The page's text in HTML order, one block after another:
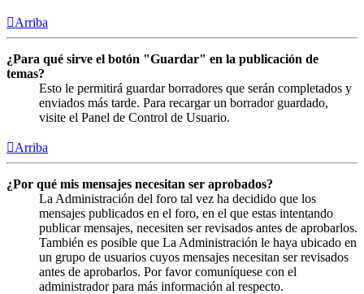
Arriba
¿Para qué sirve el botón "Guardar" en la publicación de
temas?
Esto le permitirá guardar borradores que serán completados y
enviados más tarde. Para recargar un borrador guardado,
visite el Panel de Control de Usuario.
Arriba
¿Por qué mis mensajes necesitan ser aprobados?
La Administración del foro tal vez ha decidido que los
mensajes publicados en el foro, en el que estas intentando
publicar mensajes, necesiten ser revisados antes de aprobarlos.
También es posible que La Administración le haya ubicado en
un grupo de usuarios cuyos mensajes necesitan ser revisados
antes de aprobarlos. Por favor comuníquese con el
administrador para más información al respecto.